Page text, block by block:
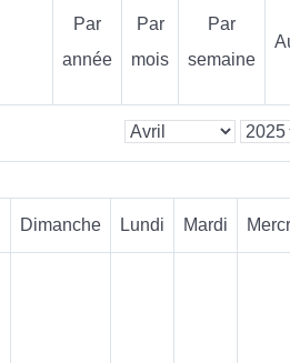
Par
année
Par
mois
Par
semaine
Dimanche Lundi Mardi